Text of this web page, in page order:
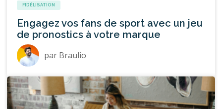
FIDÉLISATION
Engagez vos fans de sport avec un jeu
de pronostics à votre marque
par Braulio